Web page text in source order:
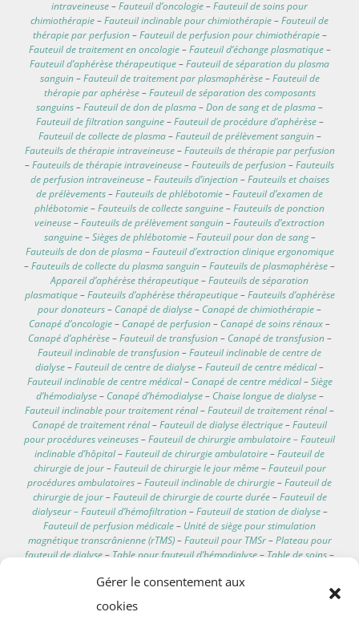
Gérer le consentement aux
cookies
intraveineuse–Fauteuil d’oncologie–Fauteuil de soins pour
chimiothérapie–Fauteuil inclinable pour chimiothérapie–Fauteuil de
thérapie par perfusion–Fauteuil de perfusion pour chimiothérapie–
Fauteuil de traitement en oncologie–Fauteuil d’échange plasmatique–
Fauteuil d’aphérèse thérapeutique–Fauteuil de séparation du plasma
sanguin–Fauteuil de traitement par plasmaphérèse–Fauteuil de
thérapie par aphérèse–Fauteuil de séparation des composants
sanguins–Fauteuil de don de plasma–Don de sang et de plasma–
Fauteuil de filtration sanguine–Fauteuil de procédure d’aphérèse–
Fauteuil de collecte de plasma–Fauteuil de prélèvement sanguin–
Fauteuils de thérapie intraveineuse–Fauteuils de thérapie par perfusion
–Fauteuils de thérapie intraveineuse–Fauteuils de perfusion–Fauteuils
de perfusion intraveineuse–Fauteuils d’injection–Fauteuils et chaises
de prélèvements–Fauteuils de phlébotomie–Fauteuil d’examen de
phlébotomie–Fauteuils de collecte sanguine–Fauteuils de ponction
veineuse–Fauteuils de prélèvement sanguin–Fauteuils d’extraction
sanguine–Sièges de phlébotomie–Fauteuil pour don de sang–
Fauteuils de don de plasma–Fauteuil d’extraction clinique ergonomique
–Fauteuils de collecte du plasma sanguin–Fauteuils de plasmaphérèse–
Appareil d’aphérèse thérapeutique–Fauteuils de séparation
plasmatique–Fauteuils d’aphérèse thérapeutique–Fauteuils d’aphérèse
pour donateurs– Canapé de dialyse– Canapé de chimiothérapie–
Canapé d’oncologie– Canapé de perfusion– Canapé de soins rénaux–
Canapé d’aphérèse–Fauteuil de transfusion– Canapé de transfusion–
Fauteuil inclinable de transfusion–Fauteuil inclinable de centre de
dialyse–Fauteuil de centre de dialyse–Fauteuil de centre médical–
Fauteuil inclinable de centre médical– Canapé de centre médical–Siège
d’hémodialyse– Canapé d’hémodialyse– Chaise longue de dialyse–
Fauteuil inclinable pour traitement rénal–Fauteuil de traitement rénal–
Canapé de traitement rénal–Fauteuil de dialyse électrique–Fauteuil
pour procédures veineuses–Fauteuil de chirurgie ambulatoire – Fauteuil
inclinable d’hôpital–Fauteuil de chirurgie ambulatoire–Fauteuil de
chirurgie de jour–Fauteuil de chirurgie le jour même–Fauteuil pour
procédures ambulatoires–Fauteuil inclinable de chirurgie–Fauteuil de
chirurgie de jour–Fauteuil de chirurgie de courte durée–Fauteuil de
dialyseur – Fauteuil d’hémofiltration–Fauteuil de station de dialyse–
Fauteuil de perfusion médicale– Unité de siège pour stimulation
magnétique transcrânienne (rTMS)–Fauteuil pour TMSr–Plateau pour
fauteuil de dialyse– Table pour fauteuil d’hémodialyse– Table de soins–
soins pour services de dialyse–Table auxiliaire pour fauteuil
Table accessoire pour fauteuil de clinique de dialyse
Support pour perfusion IV